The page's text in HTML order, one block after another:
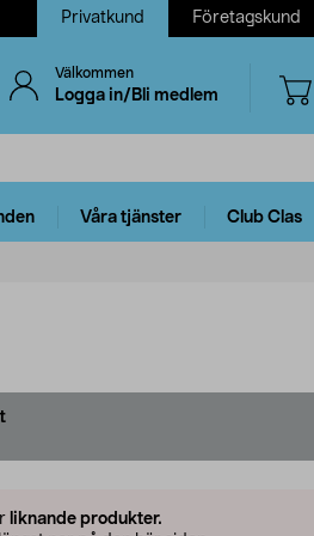
Privatkund Företagskund
Välkommen
Logga in/Bli medlem
Våra tjänster Club Clas
liknande produkter.